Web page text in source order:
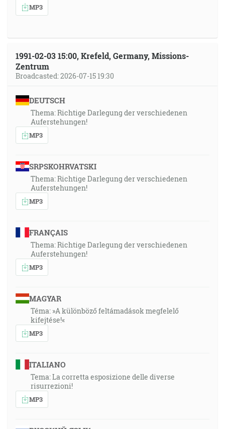
MP3
1991-02-03 15:00, Krefeld, Germany, Missions-
Zentrum
Broadcasted: 2026-07-15 19:30
DEUTSCH
Thema: Richtige Darlegung der verschiedenen
Auferstehungen!
MP3
SRPSKOHRVATSKI
Thema: Richtige Darlegung der verschiedenen
Auferstehungen!
MP3
FRANÇAIS
Thema: Richtige Darlegung der verschiedenen
Auferstehungen!
MP3
MAGYAR
Téma: »A különböző feltámadások megfelelő
kifejtése!«
MP3
ITALIANO
Tema: La corretta esposizione delle diverse
risurrezioni!
MP3